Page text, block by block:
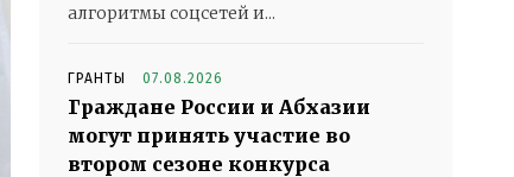
алгоритмы соцсетей и...
ГРАНТЫ 07.08.2026
Граждане России и Абхазии
могут принять участие во
втором сезоне конкурса